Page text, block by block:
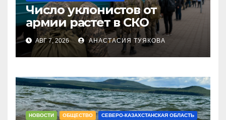
Число уклонистов от
армии растет в СКО
АВГ 7, 2026 АНАСТАСИЯ ТУЯКОВА
НОВОСТИ ОБЩЕСТВО СЕВЕРО-КАЗАХСТАНСКАЯ ОБЛАСТЬ